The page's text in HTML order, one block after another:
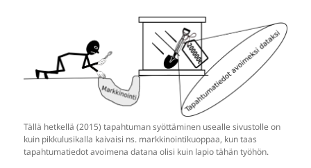
Tällä hetkellä (2015) tapahtuman syöttäminen usealle sivustolle on
kuin pikkulusikalla kaivaisi ns. markkinointikuoppaa, kun taas
tapahtumatiedot avoimena datana olisi kuin lapio tähän työhön.